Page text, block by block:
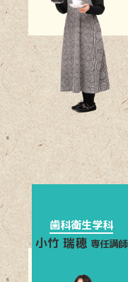
歯科衛生学科
小竹 瑞穂 専任講師